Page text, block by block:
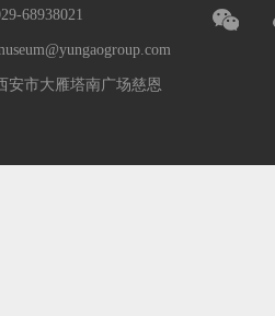
68938021
安市大雁塔南广场慈恩